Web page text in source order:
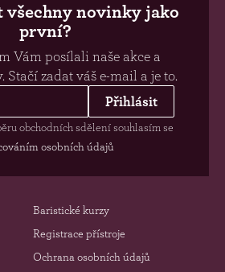
všechny novinky jako
první?
Vám posílali naše akce a
Stačí zadat váš e-mail a je to.
Přihlásit
obchodních sdělení souhlasím se
osobních údajů
Baristické kurzy
Registrace přístroje
Ochrana osobních údajů